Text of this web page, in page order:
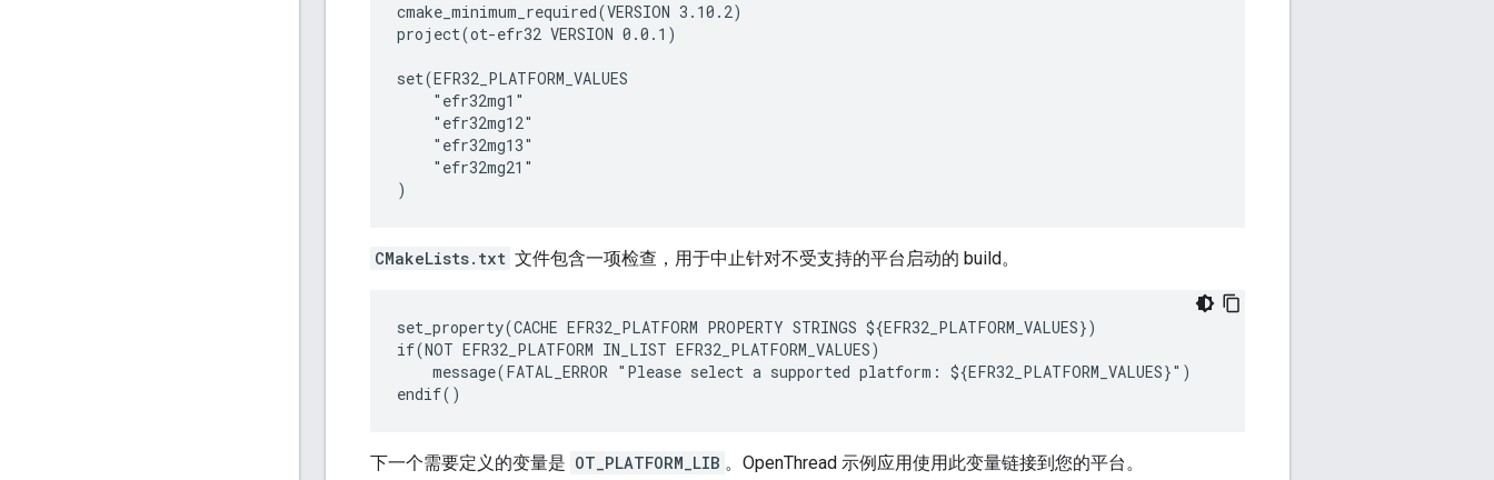
cmake_minimum_required(VERSION 3.10.2)
project(ot-efr32 VERSION 0.0.1)
set(EFR32_PLATFORM_VALUES
    "efr32mg1"
    "efr32mg12"
    "efr32mg13"
    "efr32mg21"
CMakeLists.txt 文件包含一项检查，用于中止针对不受支持的平台启动的 build。
set_property(CACHE EFR32_PLATFORM PROPERTY STRINGS ${EFR32_PLATFORM_VALUES})
if(NOT EFR32_PLATFORM IN_LIST EFR32_PLATFORM_VALUES)
    message(FATAL_ERROR "Please select a supported platform: ${EFR32_PLATFORM_VALUES}")
下一个需要定义的变量是 OT_PLATFORM_LIB 。OpenThread 示例应用使用此变量链接到您的平台。